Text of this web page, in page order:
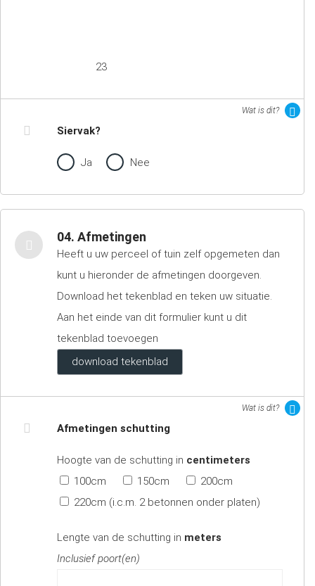
23
Wat is dit?
Siervak?
Ja Nee
04. Afmetingen
Heeft u uw perceel of tuin zelf opgemeten dan
kunt u hieronder de afmetingen doorgeven.
Download het tekenblad en teken uw situatie.
Aan het einde van dit formulier kunt u dit
tekenblad toevoegen
download tekenblad
Wat is dit?
Afmetingen schutting
Hoogte van de schutting in centimeters
100cm
150cm
200cm
220cm (i.c.m. 2 betonnen onder platen)
Lengte van de schutting in meters
Inclusief poort(en)